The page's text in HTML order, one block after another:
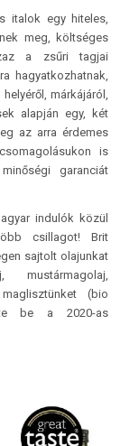
italok egy hiteles,
meg, költséges
a zsűri tagjai
hagyatkozhatnak,
márkájáról,
alapján egy, két
az arra érdemes
is
garanciát
indulók közül
csillagot! Brit
sajtolt olajunkat
mustármagolaj,
(bio
be a 2020-as